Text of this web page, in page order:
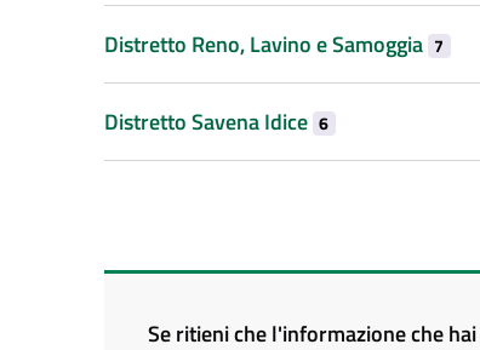
Distretto Reno, Lavino e Samoggia 7
Distretto Savena Idice 6
Se ritieni che l'informazione che